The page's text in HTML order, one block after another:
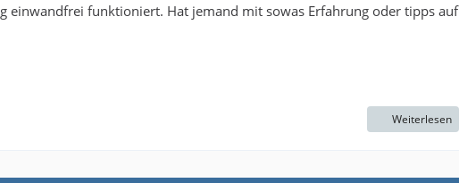
einwandfrei funktioniert. Hat jemand mit sowas Erfahrung oder tipps auf
Weiterlesen